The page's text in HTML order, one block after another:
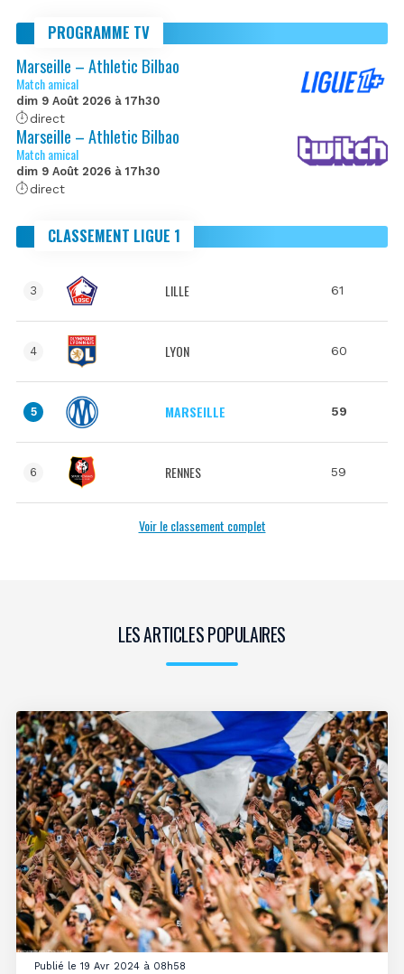
PROGRAMME TV
Marseille – Athletic Bilbao
Match amical
dim 9 Août 2026 à 17h30
direct
Marseille – Athletic Bilbao
Match amical
dim 9 Août 2026 à 17h30
direct
CLASSEMENT LIGUE 1
3 LILLE 61
4 LYON 60
5 MARSEILLE 59
6 RENNES 59
Voir le classement complet
LES ARTICLES POPULAIRES
Publié le 19 Avr 2024 à 08h58